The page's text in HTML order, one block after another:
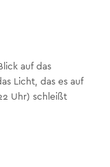
auf das
Licht, das es auf
Uhr) schleißt